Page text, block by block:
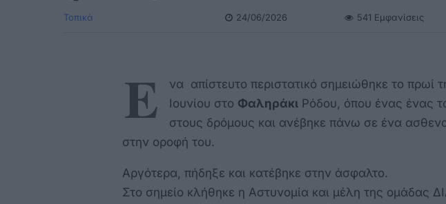
Τοπικά 24/06/2026 541 Εμφανίσεις
Ε
να απίστευτο περιστατικό σημειώθηκε το πρωί
Ιουνίου στο Φαληράκι Ρόδου, όπου ένας ένας
στους δρόμους και ανέβηκε πάνω σε ένα
στην οροφή του.
Αργότερα, πήδηξε και κατέβηκε στην άσφαλτο.
Στο σημείο κλήθηκε η Αστυνομία και μέλη της ομάδας